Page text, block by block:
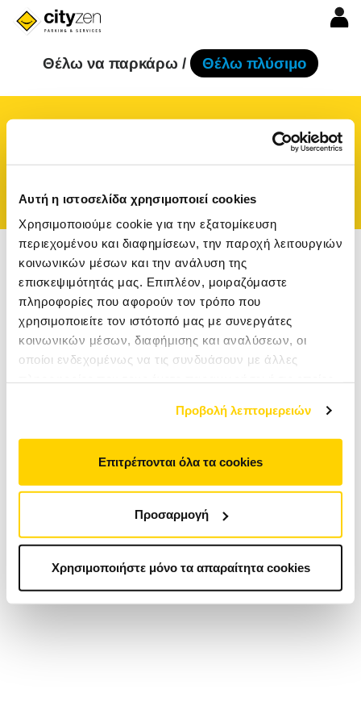
Αυτή η ιστοσελίδα χρησιμοποιεί cookies
Χρησιμοποιούμε cookie για την εξατομίκευση
περιεχομένου και διαφημίσεων, την παροχή λειτουργιών
κοινωνικών μέσων και την ανάλυση της
επισκεψιμότητάς μας. Επιπλέον, μοιραζόμαστε
πληροφορίες που αφορούν τον τρόπο που
χρησιμοποιείτε τον ιστότοπό μας με συνεργάτες
κοινωνικών μέσων, διαφήμισης και αναλύσεων, οι
οποίοι ενδεχομένως να τις συνδυάσουν με άλλες
των υπηρεσιών τους. Αν συνεχίσετε να χρησιμοποιείτε
την ιστοσελίδα μας, συναινείτε στη χρήση των cookies
Προβολή λεπτομερειών
Επιτρέπονται όλα τα cookies
Προσαρμογή
Χρησιμοποιήστε μόνο τα απαραίτητα cookies
Θέλω να παρκάρω / Θέλω πλύσιμο